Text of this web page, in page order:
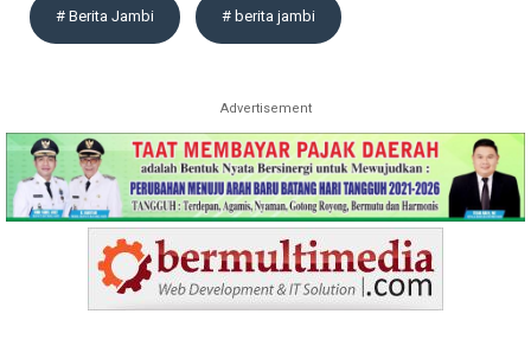
# Berita Jambi # berita jambi
Advertisement